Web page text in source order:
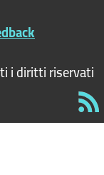
i diritti riservati